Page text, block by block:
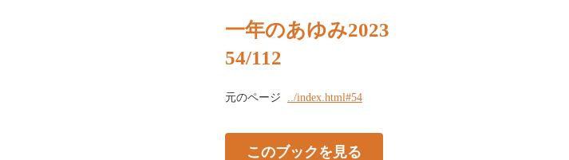
一年のあゆみ2023
54/112
元のページ ../index.html#54
このブックを見る